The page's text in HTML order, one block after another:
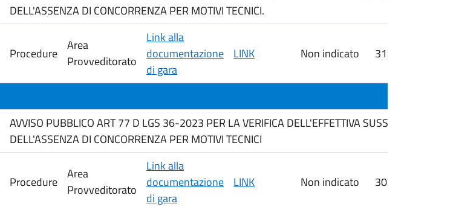
DELL'ASSENZA DI CONCORRENZA PER MOTIVI TECNICI.
Procedure
Area
Provveditorato
Link alla
documentazione
di gara
LINK Non indicato 31/07/2026
AVVISO PUBBLICO ART 77 D LGS 36-2023 PER LA VERIFICA DELL'EFFETTIVA SUSSISTENZA DEL
DELL'ASSENZA DI CONCORRENZA PER MOTIVI TECNICI
Procedure
Area
Provveditorato
Link alla
documentazione
di gara
LINK Non indicato 30/07/2026